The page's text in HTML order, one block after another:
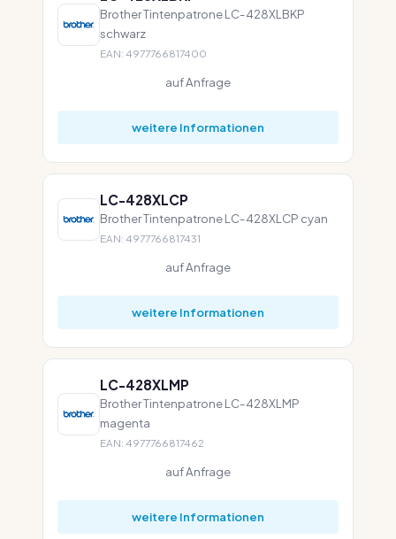
Brother Tintenpatrone LC-428XLBKP
schwarz
EAN: 4977766817400
auf Anfrage
weitere Informationen
LC-428XLCP
Brother Tintenpatrone LC-428XLCP cyan
EAN: 4977766817431
auf Anfrage
weitere Informationen
LC-428XLMP
Brother Tintenpatrone LC-428XLMP
magenta
EAN: 4977766817462
auf Anfrage
weitere Informationen